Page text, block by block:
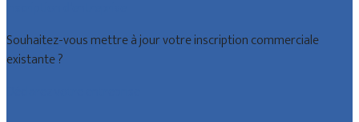
Souhaitez-vous mettre à jour votre inscription commerciale
existante ?